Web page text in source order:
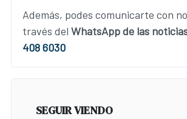
Además, podes comunicarte con
través del WhatsApp de las
408 6030
SEGUIR VIENDO